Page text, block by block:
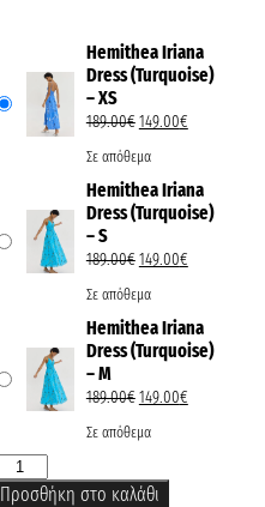
Hemithea Iriana
Dress (Turquoise)
– XS
189.00€149.00€
Σε απόθεμα
Hemithea Iriana
Dress (Turquoise)
– S
189.00€149.00€
Σε απόθεμα
Hemithea Iriana
Dress (Turquoise)
– M
189.00€149.00€
Σε απόθεμα
Προσθήκη στο καλάθι